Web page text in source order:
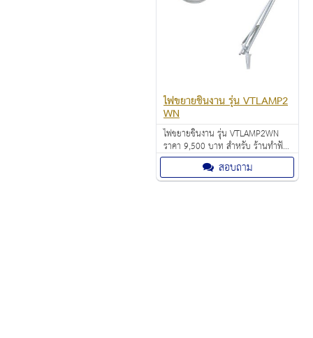
ไฟขยายชิ้นงาน รุ่น VTLAMP2
WN
ไฟขยายชิ้นงาน รุ่น VTLAMP2WN
ราคา 9,500 บาท สำหรับ ร้านทำฟัน
โรงพยาบาล ห้องแลบ งานอดิเรก งา
นอิเล็คทรอนิกส์ สอบถาม